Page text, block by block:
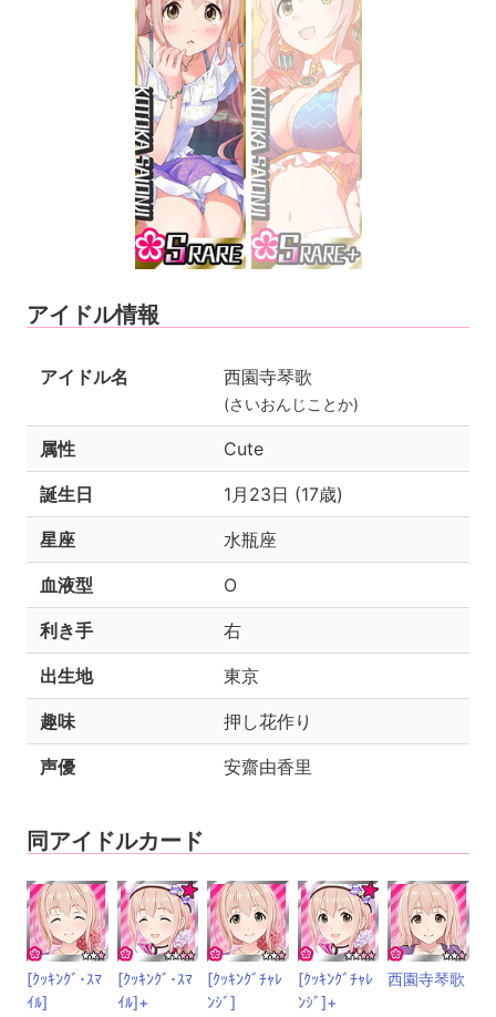
アイドル情報
アイドル名 西園寺琴歌
(さいおんじことか)
属性 Cute
誕生日 1月23日 (17歳)
星座 水瓶座
血液型 O
利き手 右
出生地 東京
趣味 押し花作り
声優 安齋由香里
同アイドルカード
[ｸｯｷﾝｸﾞ･ｽﾏ
ｲﾙ]
[ｸｯｷﾝｸﾞ･ｽﾏ
ｲﾙ]+
[ｸｯｷﾝｸﾞﾁｬﾚ
ﾝｼﾞ]
[ｸｯｷﾝｸﾞﾁｬﾚ
ﾝｼﾞ]+
西園寺琴歌